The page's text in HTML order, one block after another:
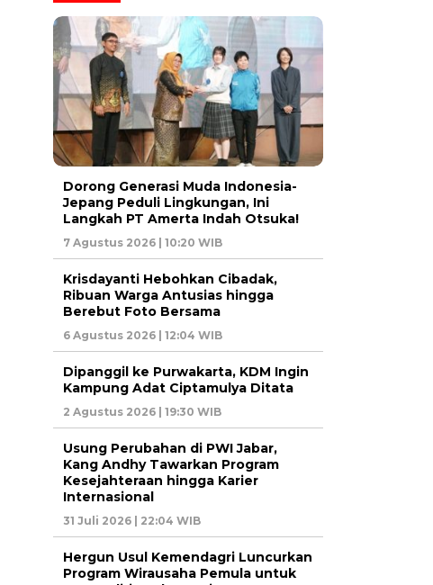
Dorong Generasi Muda Indonesia-
Jepang Peduli Lingkungan, Ini
Langkah PT Amerta Indah Otsuka!
7 Agustus 2026 | 10:20 WIB
Krisdayanti Hebohkan Cibadak,
Ribuan Warga Antusias hingga
Berebut Foto Bersama
6 Agustus 2026 | 12:04 WIB
Dipanggil ke Purwakarta, KDM Ingin
Kampung Adat Ciptamulya Ditata
2 Agustus 2026 | 19:30 WIB
Usung Perubahan di PWI Jabar,
Kang Andhy Tawarkan Program
Kesejahteraan hingga Karier
Internasional
31 Juli 2026 | 22:04 WIB
Hergun Usul Kemendagri Luncurkan
Program Wirausaha Pemula untuk